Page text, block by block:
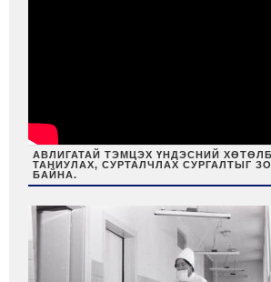
АВЛИГАТАЙ ТЭМЦЭХ ҮНДЭСНИЙ
ТАНИУЛАХ, СУРТАЛЧЛАХ СУРГАЛТЫГ
БАЙНА.